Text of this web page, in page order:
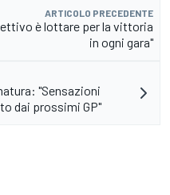
ARTICOLO PRECEDENTE
è lottare per la vittoria
in ogni gara"
"Sensazioni
dai prossimi GP"